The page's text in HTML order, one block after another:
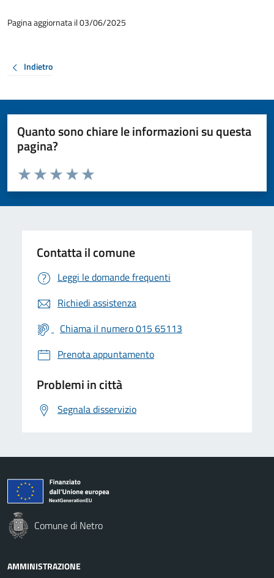
Pagina aggiornata il 03/06/2025
Indietro
Quanto sono chiare le informazioni su questa
pagina?
Valuta da 1 a 5 stelle la pagina
Valuta 5 stelle su 5
Valuta 4 stelle su 5
Valuta 3 stelle su 5
Valuta 2 stelle su 5
Valuta 1 stelle su 5
Contatta il comune
Leggi le domande frequenti
Richiedi assistenza
Chiama il numero 015 65113
Prenota appuntamento
Problemi in città
Segnala disservizio
Comune di Netro
AMMINISTRAZIONE